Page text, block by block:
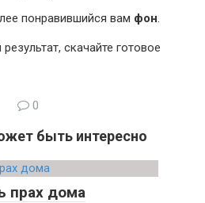
понравившийся вам фон.
скачайте готовое
0
быть интересно
прах дома